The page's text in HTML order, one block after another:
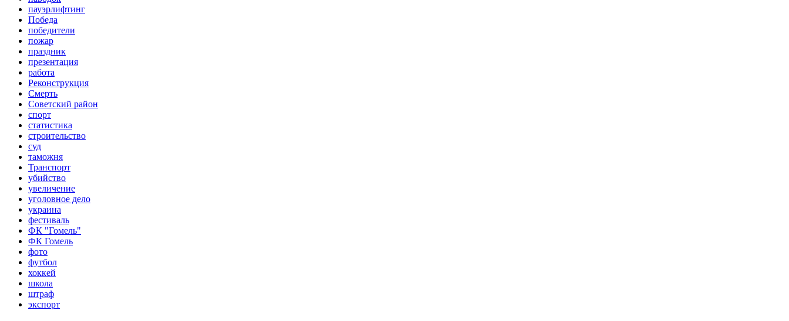
пауэрлифтинг
Победа
победители
пожар
праздник
презентация
работа
Реконструкция
Смерть
Советский район
спорт
статистика
строительство
суд
таможня
Транспорт
убийство
увеличение
уголовное дело
украина
фестиваль
ФК "Гомель"
ФК Гомель
фото
футбол
хоккей
школа
штраф
экспорт